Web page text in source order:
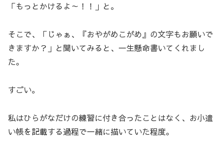
「もっとかけるよ～！！」と。
そこで、「じゃぁ、『おやがめこがめ』の文字もお願いで
きますか？」と聞いてみると、一生懸命書いてくれまし
た。
すごい。
私はひらがなだけの練習に付き合ったことはなく、お小遣
い帳を記載する過程で一緒に描いていた程度。